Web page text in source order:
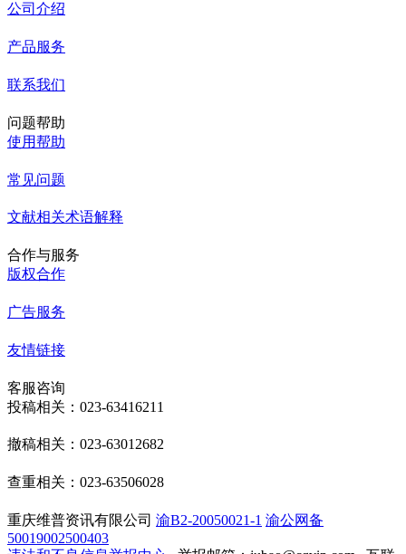
公司介绍
产品服务
联系我们
问题帮助
使用帮助
常见问题
文献相关术语解释
合作与服务
版权合作
广告服务
友情链接
客服咨询
投稿相关：023-63416211
撤稿相关：023-63012682
查重相关：023-63506028
重庆维普资讯有限公司 渝B2-20050021-1 渝公网备
50019002500403